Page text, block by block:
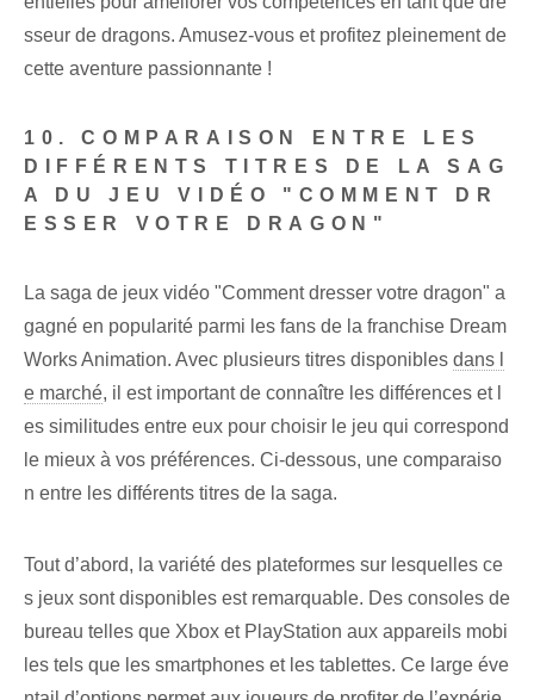
sseur de dragons. Amusez-vous et profitez pleinement de
cette aventure passionnante !
10. COMPARAISON ENTRE LES
DIFFÉRENTS TITRES DE LA SAG
A DU JEU VIDÉO "COMMENT DR
ESSER VOTRE DRAGON"
La saga de jeux vidéo "Comment dresser votre dragon" a
gagné en popularité parmi les fans de la franchise Dream
Works Animation. Avec plusieurs titres disponibles dans l
e marché, il est important de connaître les différences et l
es similitudes entre eux pour choisir le jeu qui correspond
le mieux à vos préférences. Ci-dessous, une comparaiso
n entre les différents titres de la saga.
Tout d’abord, la variété des plateformes sur lesquelles ce
s jeux sont disponibles est remarquable. Des consoles de
bureau telles que Xbox et PlayStation aux appareils mobi
les tels que les smartphones et les tablettes. Ce large éve